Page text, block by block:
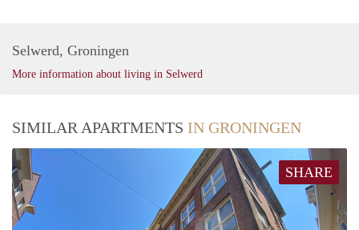
Selwerd, Groningen
More information about living in Selwerd
SIMILAR APARTMENTS IN GRONINGEN
SHARE